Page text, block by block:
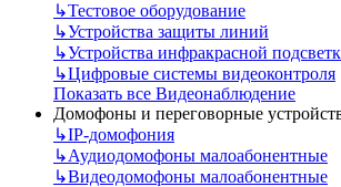
↳Тестовое оборудование
↳Устройства защиты линий
↳Устройства инфракрасной
↳Цифровые системы видеоконтроля
Показать все Видеонаблюдение
Домофоны и переговорные
↳IP-домофония
↳Аудиодомофоны малоабонентные
↳Видеодомофоны малоабонентные